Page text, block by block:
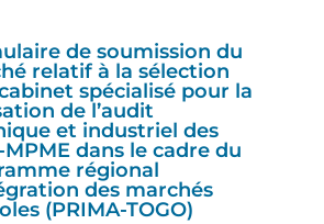
de soumission du
relatif à la sélection
spécialisé pour la
de l’audit
et industriel des
dans le cadre du
régional
des marchés
(PRIMA-TOGO)